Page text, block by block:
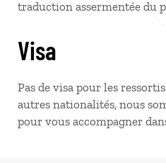
traduction assermentée du
Visa
Pas de visa pour les
autres nationalités, nous
pour vous accompagner